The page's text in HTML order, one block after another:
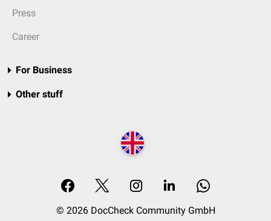
Press
Career
For Business
Other stuff
© 2026 DocCheck Community GmbH